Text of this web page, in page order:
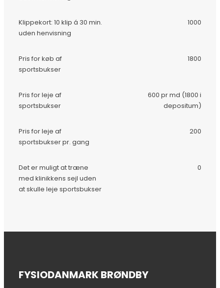
Klippekort: 10 klip á 30 min.
uden henvisning
1000
Pris for køb af
sportsbukser
1800
Pris for leje af
sportsbukser
600 pr md (1800 i
depositum)
Pris for leje af
sportsbukser pr. gang
200
Det er muligt at træne
med klinikkens sejl uden
at skulle leje sportsbukser
0
FYSIODANMARK BRØNDBY